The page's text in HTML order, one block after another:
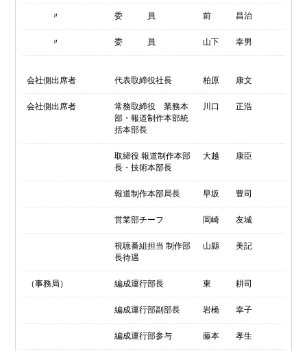
〃 委 員 前 昌治
〃 委 員 山下 幸男
会社側出席者 代表取締役社長 柏原 康文
会社側出席者
常務取締役 業務本
部・報道制作本部統
括本部長
川口 正浩
取締役 報道制作本部
長・技術本部長
大越 康臣
報道制作本部局長 早坂 豊司
営業部チーフ 岡崎 友城
視聴番組担当 制作部
長待遇
山縣 美記
（事務局） 編成運行部長 東 耕司
編成運行部副部長 岩橋 幸子
編成運行部参与 藤本 孝生